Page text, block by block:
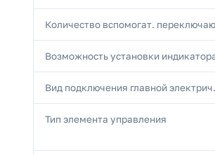
Количество вспомогат.
Возможность установки
Вид подключения главной
Тип элемента управления